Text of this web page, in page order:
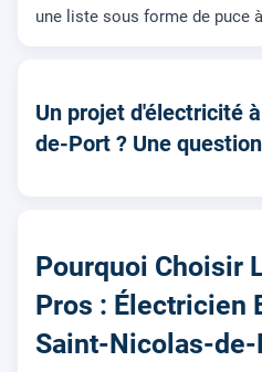
une liste sous forme de puce
Un projet d'électricité
de-Port ? Une
Pourquoi Choisir
Pros : Électricien
Saint-Nicolas-